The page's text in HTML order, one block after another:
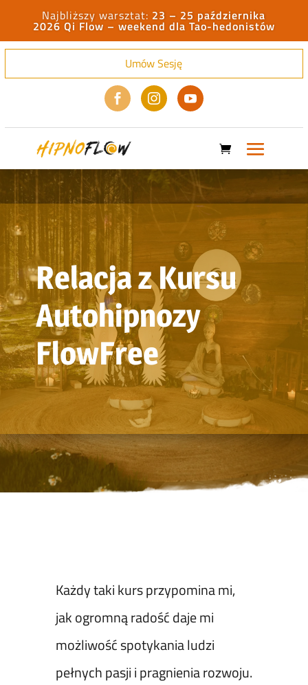
23 – 25 października
2026 Qi Flow – weekend dla Tao-hedonistów
Umów Sesję
  
Relacja z Kursu
Autohipnozy
FlowFree
Każdy taki kurs przypomina mi,
jak ogromną radość daje mi
możliwość spotykania ludzi
pełnych pasji i pragnienia rozwoju.